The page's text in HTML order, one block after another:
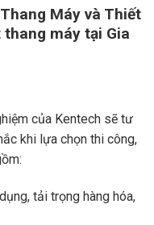
Máy và Thiết
máy tại Gia
của Kentech sẽ tư
khi lựa chọn thi công,
tải trọng hàng hóa,